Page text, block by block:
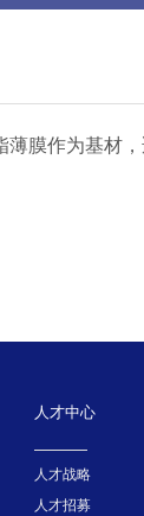
膜作为基材
人才中心
人才战略
人才招募